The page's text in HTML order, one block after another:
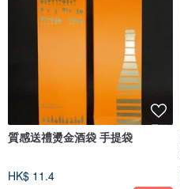
質感送禮燙金酒袋 手提袋
HK$ 11.4